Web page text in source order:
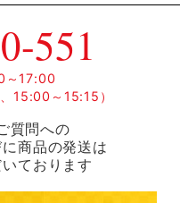
551
～17:00
15:00～15:15）
質問への
商品の発送は
ております